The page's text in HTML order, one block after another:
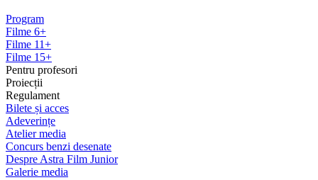
Program
Filme 6+
Filme 11+
Filme 15+
Pentru profesori
Proiecții
Regulament
Bilete și acces
Adeverințe
Atelier media
Concurs benzi desenate
Despre Astra Film Junior
Galerie media